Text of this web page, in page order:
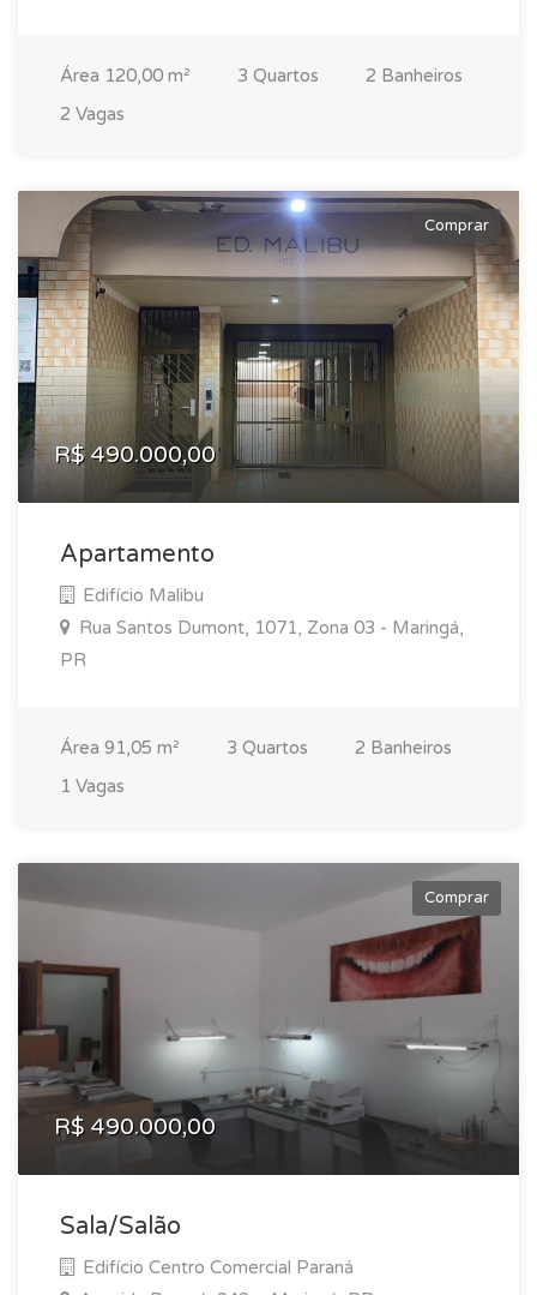
Área 120,00 m² 3 Quartos
2 Banheiros
2 Vagas
Comprar
R$ 490.000,00
Apartamento
Edifício Malibu
Rua Santos Dumont, 1071, Zona 03 - Maringá,
PR
Área 91,05 m² 3 Quartos
2 Banheiros
1 Vagas
Comprar
R$ 490.000,00
Sala/Salão
Edifício Centro Comercial Paraná